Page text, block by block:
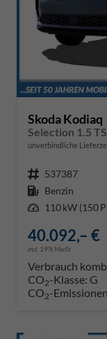
Skoda Kodiaq
unverbindliche
Fahrzeugnr. 537387
Kraftstoff Benzin
Leistung 110 kW (150
40.092,– €
incl. 19% MwSt.
Verbrauch
CO2-Klasse: G
CO2-